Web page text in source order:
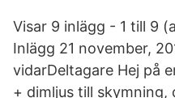
Visar 9 inlägg - 1 till 9
Inlägg 21 november,
vidarDeltagare Hej på
+ dimljus till